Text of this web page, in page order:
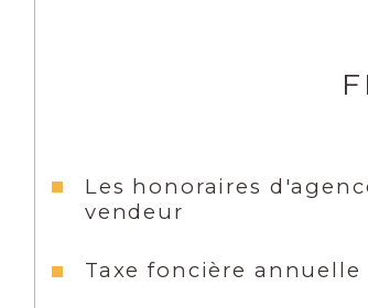
Les honoraires
vendeur
Taxe foncière annuelle